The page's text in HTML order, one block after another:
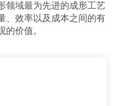
领域最为先进的成形工艺
、效率以及成本之间的有
价值。